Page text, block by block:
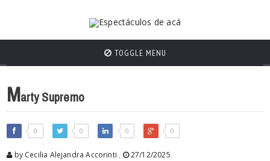
TOGGLE MENU
Marty Supremo
0 0 0 0
by Cecilia Alejandra Accorinti , 27/12/2025